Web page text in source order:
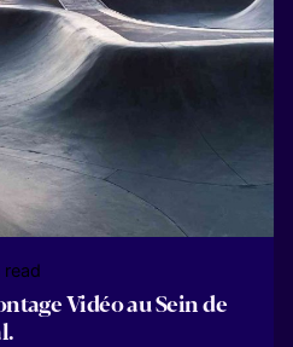
read
Vidéo au Sein de